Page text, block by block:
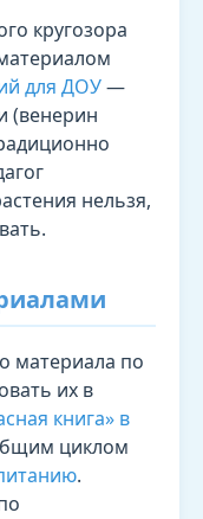
кругозора
для ДОУ—
(венерин
нельзя,
материала по
их в
книга» в
циклом
.